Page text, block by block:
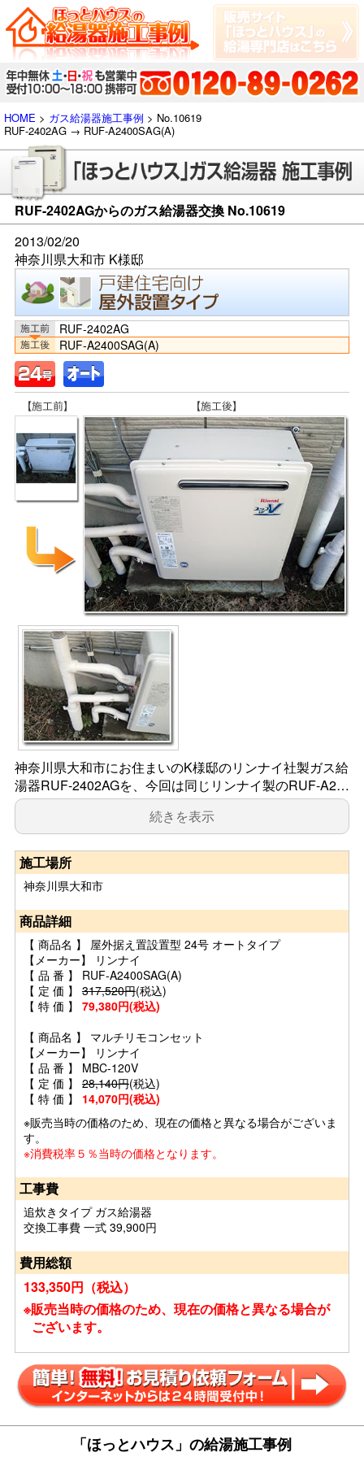
HOME > ガス給湯器施工事例 > No.10619
RUF-2402AG → RUF-A2400SAG(A)
RUF-2402AGからのガス給湯器交換 No.10619
2013/02/20
神奈川県大和市 K様邸
RUF-2402AG
RUF-A2400SAG(A)
神奈川県大和市にお住まいのK様邸のリンナイ社製ガス給
湯器RUF-2402AGを、今回は同じリンナイ製のRUF-A2…
続きを表示
施工場所
神奈川県大和市
商品詳細
【 商品名 】 屋外据え置設置型 24号 オートタイプ
【メーカー】 リンナイ
【 品 番 】 RUF-A2400SAG(A)
【 定 価 】 317,520円(税込)
【 特 価 】 79,380円(税込)
【 商品名 】 マルチリモコンセット
【メーカー】 リンナイ
【 品 番 】 MBC-120V
【 定 価 】 28,140円(税込)
【 特 価 】 14,070円(税込)
※販売当時の価格のため、現在の価格と異なる場合がございま
す。
※消費税率５％当時の価格となります。
工事費
追炊きタイプ ガス給湯器
交換工事費 一式 39,900円
費用総額
133,350円（税込）
※販売当時の価格のため、現在の価格と異なる場合が
ございます。
「ほっとハウス」の給湯施工事例